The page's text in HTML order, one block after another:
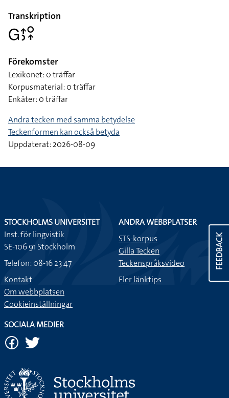
Transkription
􌤦􌤴􌤶􌥰􌥾
Förekomster
Lexikonet: 0 träffar
Korpusmaterial: 0 träffar
Enkäter: 0 träffar
Andra tecken med samma betydelse
Teckenformen kan också betyda
Uppdaterat: 2026-08-09
FEEDBACK
STOCKHOLMS UNIVERSITET
Inst. för lingvistik
SE-106 91 Stockholm
Telefon: 08-16 23 47
Kontakt
Om webbplatsen
Cookieinställningar
ANDRA WEBBPLATSER
STS-korpus
Gilla Tecken
Teckenspråksvideo
Fler länktips
SOCIALA MEDIER